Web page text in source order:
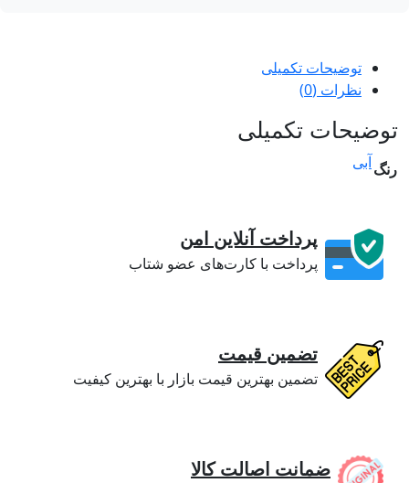
توضیحات تکمیلی
نظرات (0)
تکمیلی
آبی
پرداخت آنلاین امن
پرداخت با کارت‌های عضو شتاب
تضمین قیمت
تضمین بهترین قیمت بازار با بهترین کیفیت
ضمانت اصالت کالا